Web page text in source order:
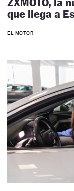
ZXMOTO, la
que llega a
EL MOTOR